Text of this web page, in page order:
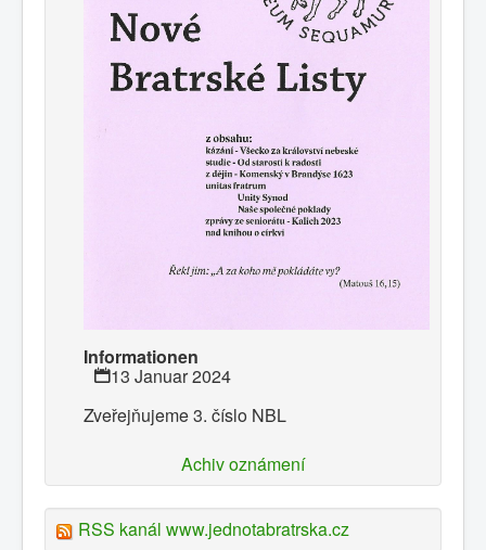
Informationen
13 Januar 2024
Zveřejňujeme 3. číslo NBL
Achiv oznámení
RSS kanál www.jednotabratrska.cz